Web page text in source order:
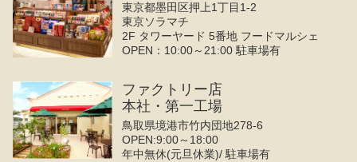
東京都墨田区押上1丁目1-2
東京ソラマチ
2F タワーヤード 5番地 フードマルシェ
OPEN：10:00～21:00 駐車場有
ファクトリー店
本社・第一工場
鳥取県境港市竹内団地278-6
OPEN:9:00～18:00
年中無休(元旦休業)/ 駐車場有